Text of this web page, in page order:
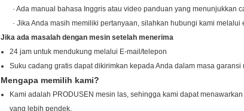
· Ada manual bahasa Inggris atau video panduan yang menunjukkan
· Jika Anda masih memiliki pertanyaan, silahkan hubungi kami
Jika ada masalah dengan mesin setelah menerima
24 jam untuk mendukung melalui E-mail/telepon
Suku cadang gratis dapat dikirimkan kepada Anda dalam masa garansi
Mengapa memilih kami?
Kami adalah PRODUSEN mesin las, sehingga kami dapat
yang lebih pendek.